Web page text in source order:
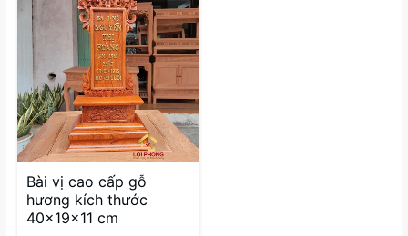
Bài vị cao cấp gỗ
hương kích thước
40x19x11 cm